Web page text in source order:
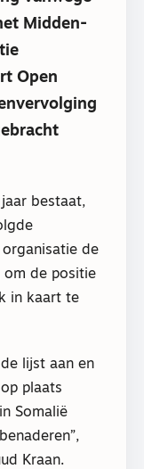
Midden-
Open
bestaat,
de
om de positie
in kaart te
lijst aan en
plaats
Somalië
Kraan.